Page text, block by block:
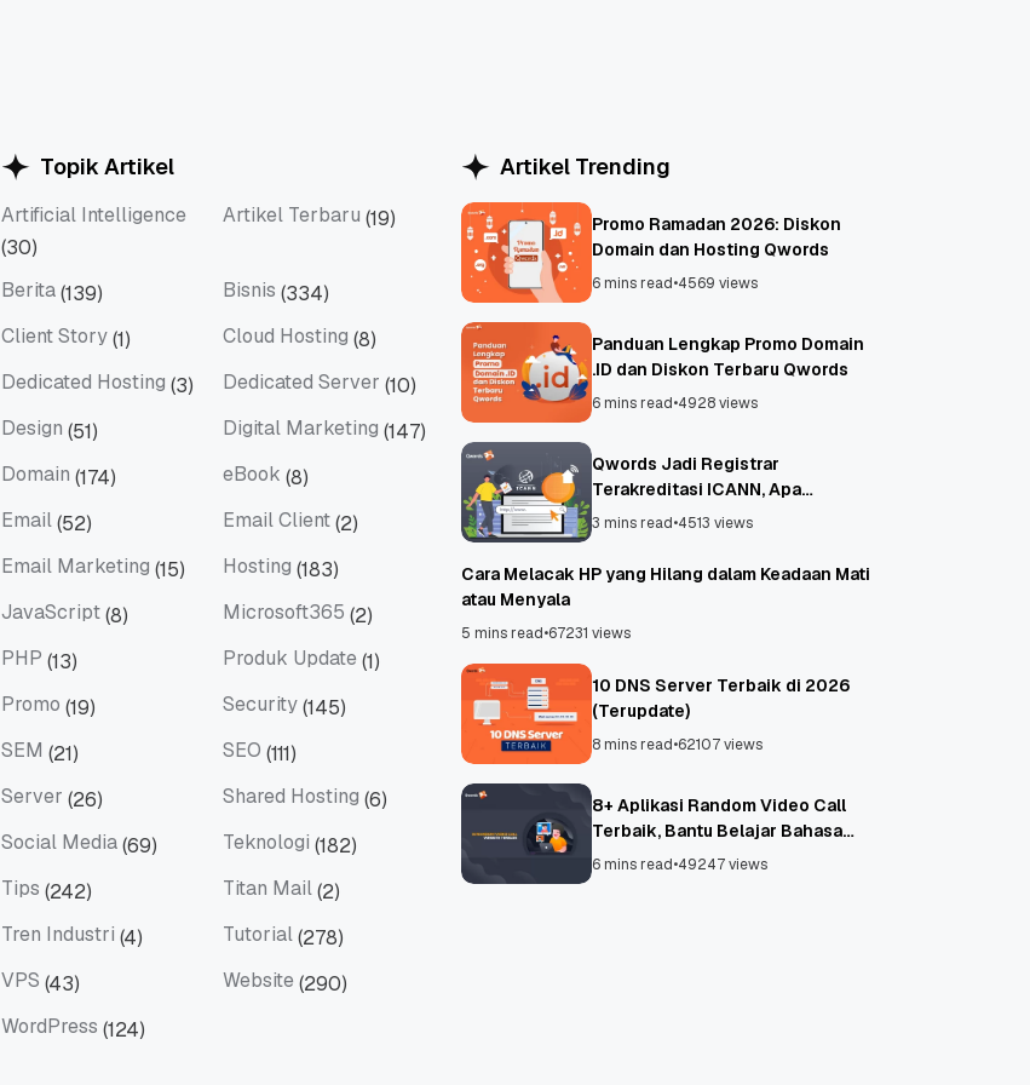
Topik Artikel
Artificial Intelligence
Artificial Intelligence
(30)
Artikel Terbaru (19)
Berita(139) Bisnis (334)
Client Story(1) Cloud Hosting (8)
Dedicated Hosting (3) Dedicated Server (10)
Design (51) Digital Marketing (147)
Domain (174) eBook (8)
Email(52) Email Client(2)
Email Marketing (15) Hosting (183)
JavaScript(8) Microsoft365 (2)
PHP (13) Produk Update (1)
Promo (19) Security(145)
SEM (21) SEO (111)
Server (26) Shared Hosting (6)
Social Media(69) Teknologi (182)
Tips (242) Titan Mail(2)
Tren Industri (4) Tutorial(278)
VPS (43) Website (290)
WordPress (124)
Artikel Trending
Promo Ramadan 2026: Diskon
Domain dan Hosting Qwords
6 mins read•4569 views
Panduan Lengkap Promo Domain
.ID dan Diskon Terbaru Qwords
6 mins read•4928 views
Qwords Jadi Registrar
Terakreditasi ICANN, Apa
Untungnya?
3 mins read•4513 views
Cara Melacak HP yang Hilang dalam Keadaan Mati
atau Menyala
5 mins read•67231 views
10 DNS Server Terbaik di 2026
(Terupdate)
8 mins read•62107 views
8+ Aplikasi Random Video Call
Terbaik, Bantu Belajar Bahasa
Asing!
6 mins read•49247 views